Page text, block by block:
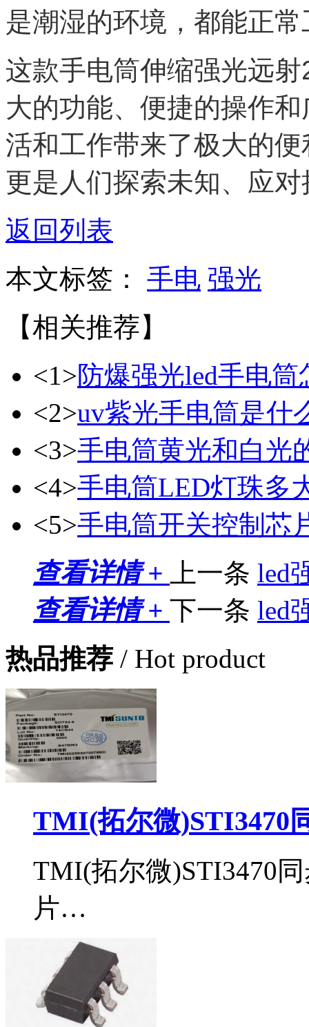
是潮湿的环境，都能正常
这款手电筒伸缩强光远
大的功能、便捷的操作
活和工作带来了极大的
更是人们探索未知、应
返回列表
本文标签： 手电 强光
【相关推荐】
<1>防爆强光led手电筒
<2>uv紫光手电筒是什
<3>手电筒黄光和白光
<4>手电筒LED灯珠多
<5>手电筒开关控制芯
查看详情 +
上一条 led
查看详情 + 下一条 led
热品推荐 / Hot product
TMI(拓尔微)STI3470
TMI(拓尔微)STI3470
片…